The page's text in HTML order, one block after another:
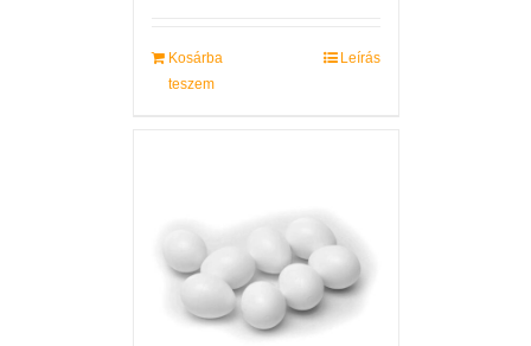
Kosárba
teszem
Leírás